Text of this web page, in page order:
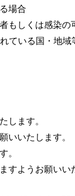
場合
もしくは感染
ている国・地
します。
いいたします。
。
すようお願い